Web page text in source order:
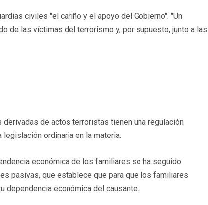
civiles "el cariño y el apoyo del Gobierno". "Un
de las víctimas del terrorismo y, por supuesto, junto a las
de actos terroristas tienen una regulación
legislación ordinaria en la materia.
económica de los familiares se ha seguido
pasivas, que establece que para que los familiares
dependencia económica del causante.